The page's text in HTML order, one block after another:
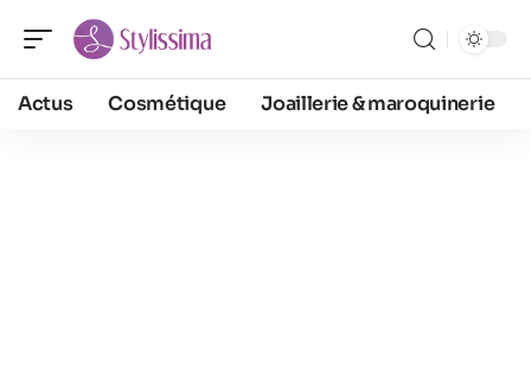
Actus Cosmétique Joaillerie & maroquinerie